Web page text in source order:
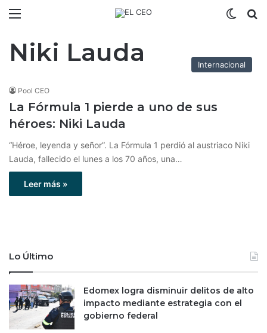
Niki Lauda Internacional
Pool CEO
La Fórmula 1 pierde a uno de sus
héroes: Niki Lauda
“Héroe, leyenda y señor”. La Fórmula 1 perdió al austriaco Niki
Lauda, fallecido el lunes a los 70 años, una…
Leer más »
Lo Último
Edomex logra disminuir delitos de alto
impacto mediante estrategia con el
gobierno federal